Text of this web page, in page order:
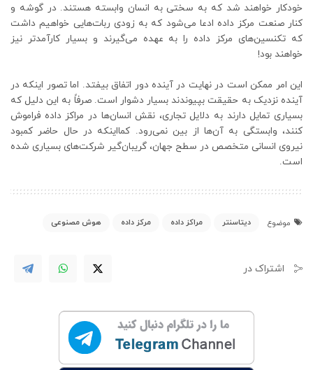
خودکار خواهند شد که به سختی به انسان وابسته هستند. در گوشه و
کنار صنعت مرکز داده ادعا می‌شود که به زودی ربات‌هایی خواهیم داشت
که تکنسین‌های مرکز داده را به عهده می‌گیرند و بسیار کارآمدتر نیز
خواهند بود!
این امر ممکن است در نهایت در آینده دور اتفاق بیفتد. اما تصور اینکه در
آینده نزدیک به حقیقت بپیوندند بسیار دشوار است. صرفاً به این دلیل که
بسیاری تمایل دارند به دلایل تجاری، نقش انسان‌ها در مراکز داده فراموش
کنند، وابستگی به آن‌ها از بین نمی‌رود. کمااینکه در حال حاضر کمبود
نیروی انسانی متخصص در سطح جهان، گریبان‌گیر شرکت‌های بسیاری شده
است.
موضوع دیتاسنتر مراکز داده مرکز داده هوش مصنوعی
اشتراک در